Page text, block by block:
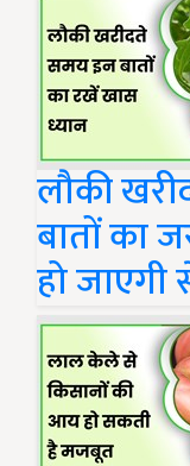
लौकी
बातों का
हो